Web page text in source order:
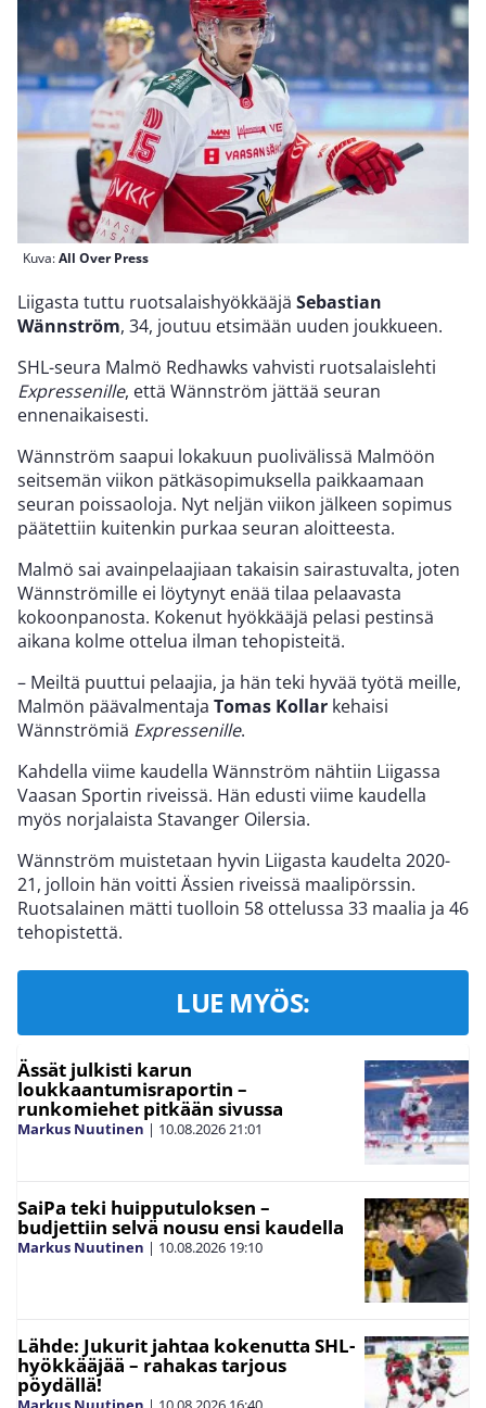
Kuva:All Over Press
Liigasta tuttu ruotsalaishyökkääjä Sebastian
Wännström, 34, joutuu etsimään uuden joukkueen.
SHL-seura Malmö Redhawks vahvisti ruotsalaislehti
Expressenille, että Wännström jättää seuran
ennenaikaisesti.
Wännström saapui lokakuun puolivälissä Malmöön
seitsemän viikon pätkäsopimuksella paikkaamaan
seuran poissaoloja. Nyt neljän viikon jälkeen sopimus
päätettiin kuitenkin purkaa seuran aloitteesta.
Malmö sai avainpelaajiaan takaisin sairastuvalta, joten
Wännströmille ei löytynyt enää tilaa pelaavasta
kokoonpanosta. Kokenut hyökkääjä pelasi pestinsä
aikana kolme ottelua ilman tehopisteitä.
– Meiltä puuttui pelaajia, ja hän teki hyvää työtä meille,
Malmön päävalmentaja Tomas Kollar kehaisi
Wännströmiä Expressenille.
Kahdella viime kaudella Wännström nähtiin Liigassa
Vaasan Sportin riveissä. Hän edusti viime kaudella
myös norjalaista Stavanger Oilersia.
Wännström muistetaan hyvin Liigasta kaudelta 2020-
21, jolloin hän voitti Ässien riveissä maalipörssin.
Ruotsalainen mätti tuolloin 58 ottelussa 33 maalia ja 46
tehopistettä.
LUE MYÖS:
Ässät julkisti karun
loukkaantumisraportin –
runkomiehet pitkään sivussa
Markus Nuutinen | 10.08.202621:01
SaiPa teki huipputuloksen –
budjettiin selvä nousu ensi kaudella
Markus Nuutinen | 10.08.2026 19:10
Lähde: Jukurit jahtaa kokenutta SHL-
hyökkääjää – rahakas tarjous
pöydällä!